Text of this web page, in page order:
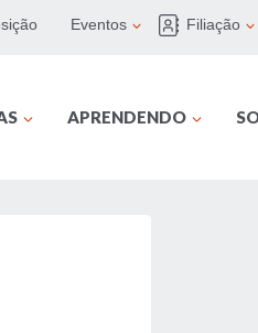
Eventos Filiação
APRENDENDO